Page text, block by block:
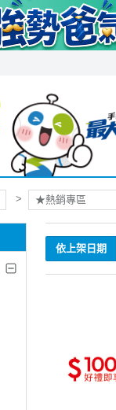
★熱銷專區
依上架日期